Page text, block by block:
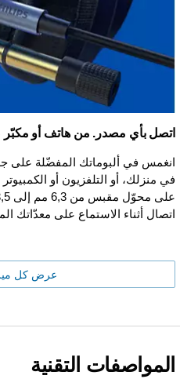
اتصل بأي مصدر. من هاتف أو
انغمس في ألبوماتك المفضّلة على
في منزلك، أو التلفزيون أو
اتصال أثناء الاستماع على معدّاتك
عرض كل
المواصفات التقنية